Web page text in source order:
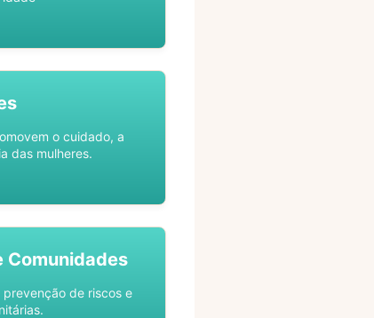
o cuidado, a
das mulheres.
Comunidades
de riscos e